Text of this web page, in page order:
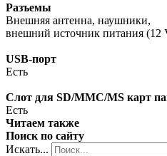
Разъемы
Внешняя антенна, наушники,
внешний источник питания (12
USB-порт
Есть
Слот для SD/MMC/MS карт
Есть
Читаем также
Поиск по сайту
Искать...